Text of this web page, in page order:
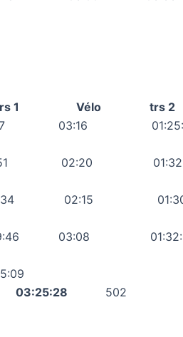
Nat trs 1 Vélo
03:16
0:22:51 02:20
02:15
03:08
03:25:28
502